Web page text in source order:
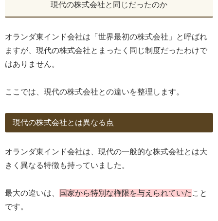
現代の株式会社と同じだったのか
オランダ東インド会社は「世界最初の株式会社」と呼ばれ
ますが、現代の株式会社とまったく同じ制度だったわけで
はありません。
ここでは、現代の株式会社との違いを整理します。
現代の株式会社とは異なる点
オランダ東インド会社は、現代の一般的な株式会社とは大
きく異なる特徴も持っていました。
最大の違いは、 国家から特別な権限を与えられていた こと
です。